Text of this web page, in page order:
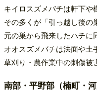
キイロスズメバチは軒下や
その多くが「引っ越し後の
元の巣から飛来したハチに
オオスズメバチは法面や土
草刈り・農作業中の刺傷被
南部・平野部（楠町・